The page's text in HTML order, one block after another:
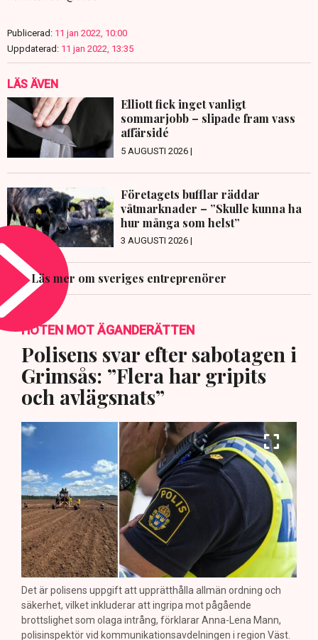
Publicerad: 11 jan 2022, 10:00
Uppdaterad: 11 jan 2022, 13:35
LÄS ÄVEN
Elliott fick inget vanligt
sommarjobb – slipade fram vass
affärsidé
5 AUGUSTI 2026 |
Företagets bufflar räddar
våtmarknader – ”Skulle kunna ha
hur många som helst”
3 AUGUSTI 2026 |
Läs mer om sveriges entreprenörer
HOTEN MOT ÄGANDERÄTTEN
Polisens svar efter sabotagen i
Grimsås: ”Flera har gripits
och avlägsnats”
Det är polisens uppgift att upprätthålla allmän ordning och
säkerhet, vilket inkluderar att ingripa mot pågående
brottslighet som olaga intrång, förklarar Anna-Lena Mann,
polisinspektör vid kommunikationsavdelningen i region Väst.